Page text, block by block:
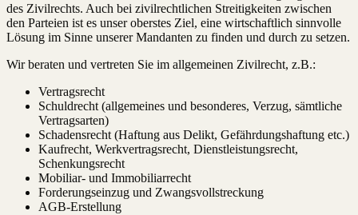
des Zivilrechts. Auch bei zivilrechtlichen Streitigkeiten zwischen
den Parteien ist es unser oberstes Ziel, eine wirtschaftlich sinnvolle
Lösung im Sinne unserer Mandanten zu finden und durch zu setzen.
Wir beraten und vertreten Sie im allgemeinen Zivilrecht, z.B.:
Vertragsrecht
Schuldrecht (allgemeines und besonderes, Verzug, sämtliche
Vertragsarten)
Schadensrecht (Haftung aus Delikt, Gefährdungshaftung etc.)
Kaufrecht, Werkvertragsrecht, Dienstleistungsrecht,
Schenkungsrecht
Mobiliar- und Immobiliarrecht
Forderungseinzug und Zwangsvollstreckung
AGB-Erstellung